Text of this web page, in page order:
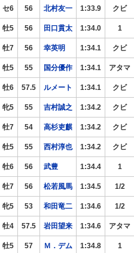
セ6 56 北村友一 1:33.9 クビ
牡5 56 田口貫太 1:34.0 1
牡7 56 幸英明 1:34.1 クビ
牡5 55 国分優作 1:34.1 アタマ
牡6 57.5 ルメート 1:34.1 クビ
牝5 55 吉村誠之 1:34.2 クビ
牡7 54 高杉吏麒 1:34.2 クビ
牡5 55 西村淳也 1:34.2 クビ
牡6 56 武豊 1:34.4 1
牡7 56 松若風馬 1:34.5 1/2
牝5 53 和田竜二 1:34.6 1/2
牡4 57.5 岩田望来 1:34.6 アタマ
牡5 57 Ｍ．デム 1:34.8 1